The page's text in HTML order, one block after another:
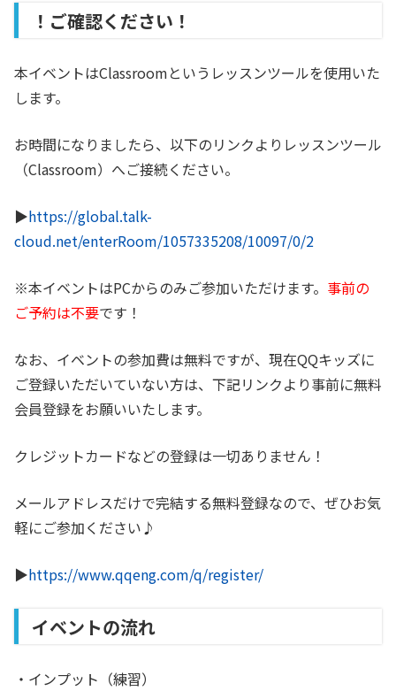
！ご確認ください！
本イベントはClassroomというレッスンツールを使用いた
します。
お時間になりましたら、以下のリンクよりレッスンツール
（Classroom）へご接続ください。
▶︎https://global.talk-
cloud.net/enterRoom/1057335208/10097/0/2
※本イベントはPCからのみご参加いただけます。 事前の
ご予約は不要です！
なお、イベントの参加費は無料ですが、現在QQキッズに
ご登録いただいていない方は、下記リンクより事前に無料
会員登録をお願いいたします。
クレジットカードなどの登録は一切ありません！
メールアドレスだけで完結する無料登録なので、ぜひお気
軽にご参加ください♪
▶︎https://www.qqeng.com/q/register/
イベントの流れ
・インプット（練習）